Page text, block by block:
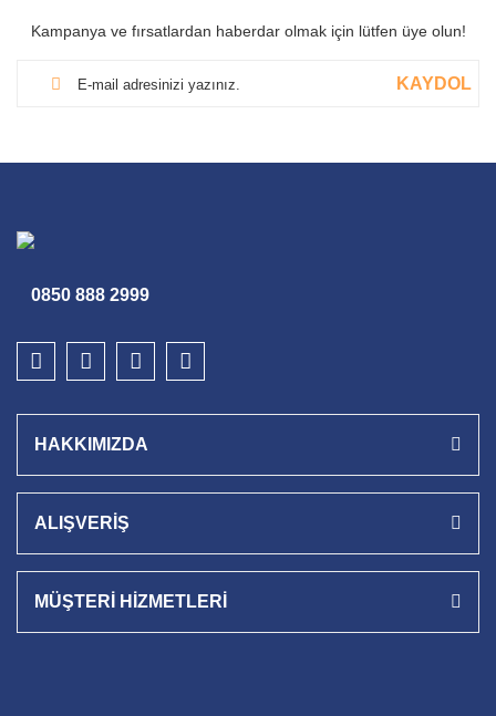
Kampanya ve fırsatlardan haberdar olmak için lütfen üye olun!
KAYDOL
0850 888 2999
HAKKIMIZDA
ALIŞVERİŞ
MÜŞTERİ HİZMETLERİ